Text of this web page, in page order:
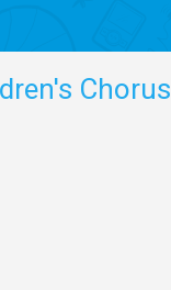
Chorus